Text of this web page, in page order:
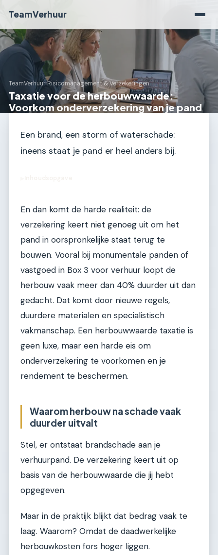
TeamVerhuur
TeamVerhuur›Risicomanagement & Verzekeringen
Taxatie voor de herbouwwaarde:
Voorkom onderverzekering van je pand
Een brand, een storm of waterschade:
ineens staat je pand er heel anders bij.
En dan komt de harde realiteit: de
verzekering keert niet genoeg uit om het
pand in oorspronkelijke staat terug te
bouwen. Vooral bij monumentale panden of
vastgoed in Box 3 voor verhuur loopt de
herbouw vaak meer dan 40% duurder uit dan
gedacht. Dat komt door nieuwe regels,
duurdere materialen en specialistisch
vakmanschap. Een herbouwwaarde taxatie is
geen luxe, maar een harde eis om
onderverzekering te voorkomen en je
rendement te beschermen.
Waarom herbouw na schade vaak
duurder uitvalt
Stel, er ontstaat brandschade aan je
verhuurpand. De verzekering keert uit op
basis van de herbouwwaarde die jij hebt
opgegeven.
Maar in de praktijk blijkt dat bedrag vaak te
laag. Waarom? Omdat de daadwerkelijke
herbouwkosten fors hoger liggen.